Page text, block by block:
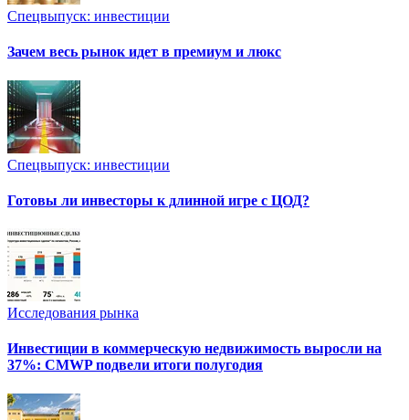
Спецвыпуск: инвестиции
Зачем весь рынок идет в премиум и люкс
Спецвыпуск: инвестиции
Готовы ли инвесторы к длинной игре с ЦОД?
Исследования рынка
Инвестиции в коммерческую недвижимость выросли на
37%: CMWP подвели итоги полугодия